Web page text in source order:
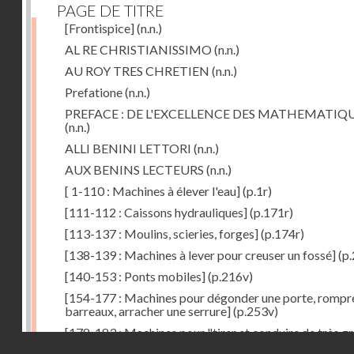
PAGE DE TITRE
[Frontispice](n.n.)
AL RE CHRISTIANISSIMO (n.n.)
AU ROY TRES CHRETIEN (n.n.)
Prefatione(n.n.)
PREFACE : DE L'EXCELLENCE DES
(n.n.)
ALLI BENINI LETTORI (n.n.)
AUX BENINS LECTEURS (n.n.)
[ 1-110 : Machines à élever l'eau](p.1r)
[111-112 : Caissons hydrauliques](p.171r)
[113-137 : Moulins, scieries, forges](p.174r)
[138-139 : Machines à lever pour creuser un fossé]
[140-153 : Ponts mobiles](p.216v)
[154-177 : Machines pour dégonder une porte,
barreaux, arracher une serrure](p.253v)
[178-183 : Machines pour "tirer et conduire de très